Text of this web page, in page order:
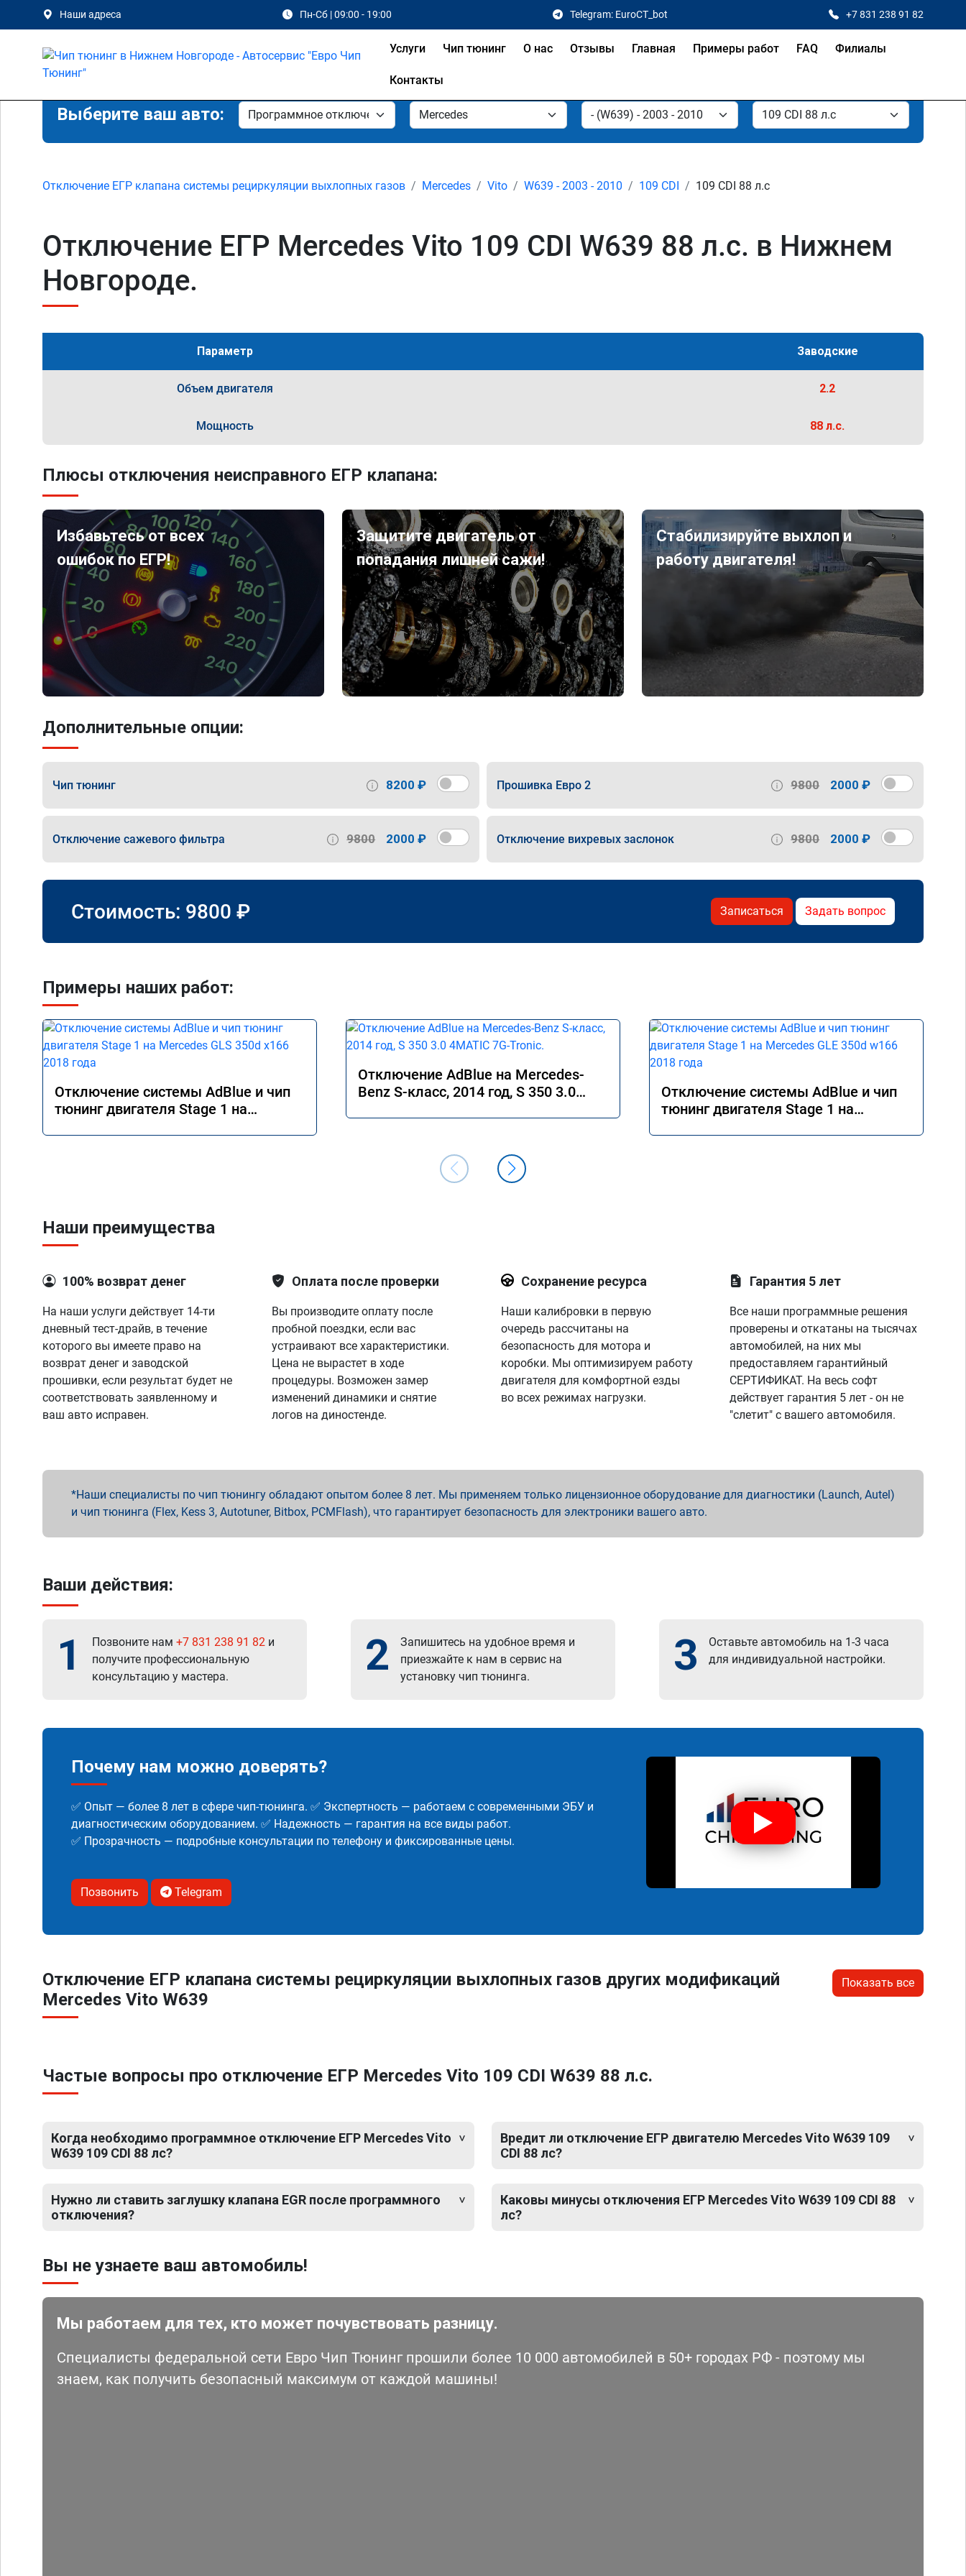
Наши адреса Пн-Сб | 09:00 - 19:00 Telegram: EuroCT_bot +7 831 238 91 82
Услуги Чип тюнинг О нас Отзывы Главная Примеры работ FAQ Филиалы
Контакты
Выберите ваш авто:
Отключение ЕГР клапана системы рециркуляции выхлопных газов Mercedes Vito W639 - 2003 - 2010 109 CDI 109 CDI 88 л.с
Отключение ЕГР Mercedes Vito 109 CDI W639 88 л.с. в Нижнем
Новгороде.
Параметр Заводские
Объем двигателя 2.2
Мощность 88 л.с.
Плюсы отключения неисправного ЕГР клапана:
Избавьтесь от всех
ошибок по ЕГР!
Защитите двигатель от
попадания лишней сажи!
Стабилизируйте выхлоп и
работу двигателя!
Дополнительные опции:
Чип тюнинг 8200 ₽ Прошивка Евро 2 9800 2000 ₽
Отключение сажевого фильтра 9800 2000 ₽ Отключение вихревых заслонок 9800 2000 ₽
Стоимость: 9800 ₽ Записаться Задать вопрос
Примеры наших работ:
Отключение системы AdBlue и чип
тюнинг двигателя Stage 1 на
Отключение AdBlue на Mercedes-
Benz S-класс, 2014 год, S 350 3.0
Отключение системы AdBlue и чип
тюнинг двигателя Stage 1 на
Наши преимущества
100% возврат денег
На наши услуги действует 14-ти
дневный тест-драйв, в течение
которого вы имеете право на
возврат денег и заводской
прошивки, если результат будет не
соответствовать заявленному и
ваш авто исправен.
Оплата после проверки
Вы производите оплату после
пробной поездки, если вас
устраивают все характеристики.
Цена не вырастет в ходе
процедуры. Возможен замер
изменений динамики и снятие
логов на диностенде.
Сохранение ресурса
Наши калибровки в первую
очередь рассчитаны на
безопасность для мотора и
коробки. Мы оптимизируем работу
двигателя для комфортной езды
во всех режимах нагрузки.
Гарантия 5 лет
Все наши программные решения
проверены и откатаны на тысячах
автомобилей, на них мы
предоставляем гарантийный
СЕРТИФИКАТ. На весь софт
действует гарантия 5 лет - он не
"слетит" с вашего автомобиля.
Наши специалисты по чип тюнингу обладают опытом более 8 лет. Мы применяем только лицензионное оборудование для диагностики (Launch, Autel)
и чип тюнинга (Flex, Kess 3, Autotuner, Bitbox, PCMFlash), что гарантирует безопасность для электроники вашего авто.
Ваши действия:
1 Позвоните нам +7 831 238 91 82 и
получите профессиональную
консультацию у мастера.
2
Запишитесь на удобное время и
приезжайте к нам в сервис на
установку чип тюнинга.
3
Оставьте автомобиль на 1-3 часа
для индивидуальной настройки.
Почему нам можно доверять?
✅ Опыт — более 8 лет в сфере чип-тюнинга. ✅ Экспертность — работаем с современными ЭБУ и
диагностическим оборудованием. ✅ Надежность — гарантия на все виды работ.
✅ Прозрачность — подробные консультации по телефону и фиксированные цены.
Позвонить Telegram
Отключение ЕГР клапана системы рециркуляции выхлопных газов других модификаций
Mercedes Vito W639
Показать все
Частые вопросы про отключение ЕГР Mercedes Vito 109 CDI W639 88 л.с.
Когда необходимо программное отключение ЕГР Mercedes Vito
W639 109 CDI 88 лс?
Нужно ли ставить заглушку клапана EGR после программного
отключения?
Вредит ли отключение ЕГР двигателю Mercedes Vito W639 109
CDI 88 лс?
Каковы минусы отключения ЕГР Mercedes Vito W639 109 CDI 88
лс?
Вы не узнаете ваш автомобиль!
Мы работаем для тех, кто может почувствовать разницу.
Специалисты федеральной сети Евро Чип Тюнинг прошили более 10 000 автомобилей в 50+ городах РФ - поэтому мы
знаем, как получить безопасный максимум от каждой машины!